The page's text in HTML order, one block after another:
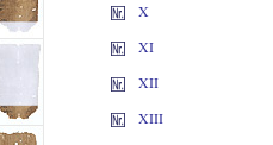
X
XI
XII
XIII